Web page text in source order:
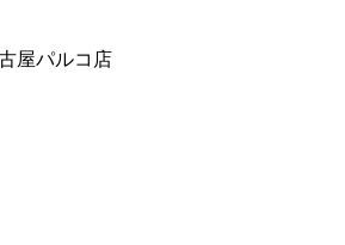
屋パルコ店